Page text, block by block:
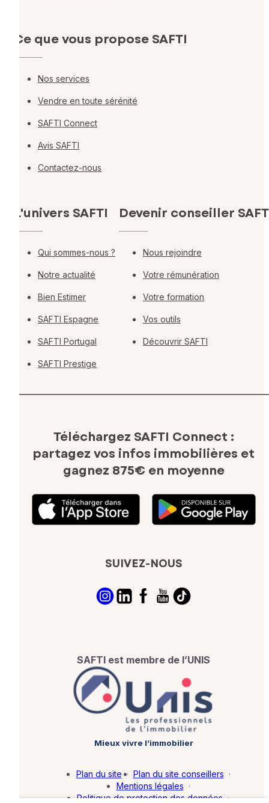
Ce que vous propose SAFTI
Nos services
Vendre en toute sérénité
SAFTI Connect
Avis SAFTI
Contactez-nous
L'univers SAFTI
Qui sommes-nous ?
Notre actualité
Bien Estimer
SAFTI Espagne
SAFTI Portugal
SAFTI Prestige
Devenir conseiller
Nous rejoindre
Votre rémunération
Votre formation
Vos outils
Découvrir SAFTI
Téléchargez SAFTI Connect :
partagez vos infos immobilières et
gagnez 875€ en moyenne
SUIVEZ-NOUS
SAFTI est membre de l’UNIS
Mieux vivre l’immobilier
Plan du site · Plan du site conseillers ·
Mentions légales ·
Politique de protection des données ·